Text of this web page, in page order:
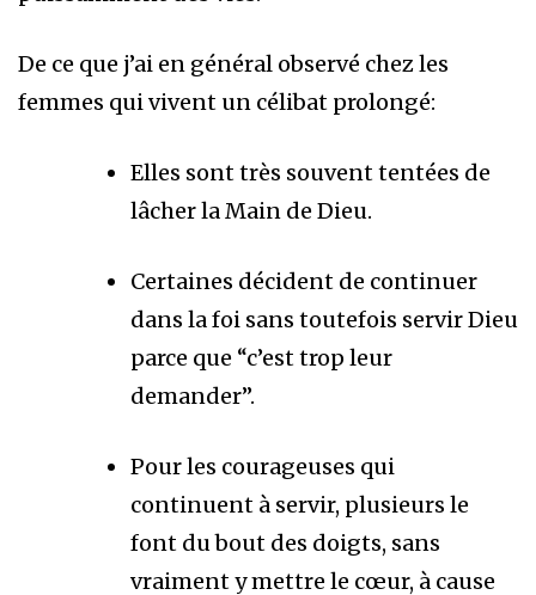
De ce que j’ai en général observé chez les
femmes qui vivent un célibat prolongé:
Elles sont très souvent tentées de
lâcher la Main de Dieu.
Certaines décident de continuer
dans la foi sans toutefois servir Dieu
parce que “c’est trop leur
demander”.
Pour les courageuses qui
continuent à servir, plusieurs le
font du bout des doigts, sans
vraiment y mettre le cœur, à cause